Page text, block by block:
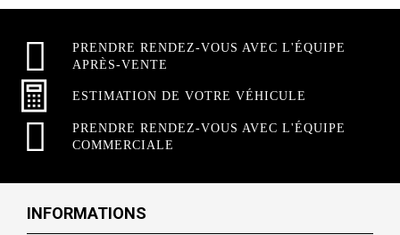
PRENDRE RENDEZ-VOUS AVEC L'ÉQUIPE
APRÈS-VENTE
ESTIMATION DE VOTRE VÉHICULE
PRENDRE RENDEZ-VOUS AVEC L'ÉQUIPE
COMMERCIALE
INFORMATIONS